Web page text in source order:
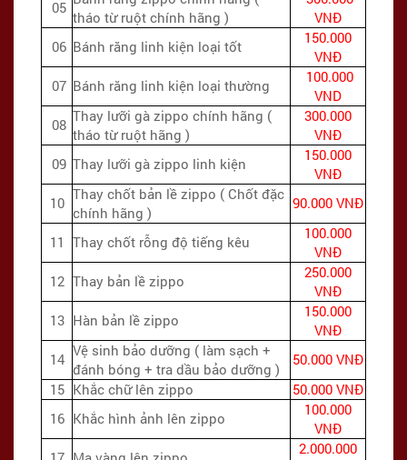
05
tháo từ ruột chính hãng )
VNĐ
06 Bánh răng linh kiện loại tốt
150.000
VNĐ
07 Bánh răng linh kiện loại thường
100.000
VND
08 Thay lưỡi gà zippo chính hãng (
tháo từ ruột hãng )
300.000
VNĐ
09 Thay lưỡi gà zippo linh kiện
150.000
VNĐ
10 Thay chốt bản lề zippo ( Chốt đặc
chính hãng )
90.000 VNĐ
11 Thay chốt rỗng độ tiếng kêu
100.000
VNĐ
12 Thay bản lề zippo
250.000
VNĐ
13 Hàn bản lề zippo
150.000
VNĐ
14 Vệ sinh bảo dưỡng ( làm sạch +
đánh bóng + tra dầu bảo dưỡng )
50.000 VNĐ
15 Khắc chữ lên zippo
50.000 VNĐ
16 Khắc hình ảnh lên zippo
100.000
VNĐ
2.000.000